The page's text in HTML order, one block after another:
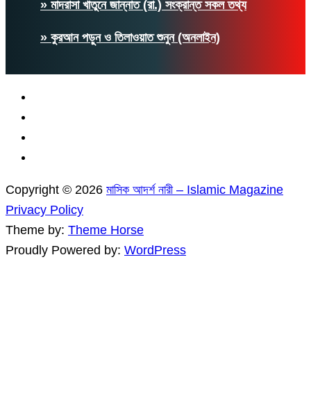
» মাদরাসা খাতুনে জান্নাত (রা.) সংক্রান্ত সকল তথ্য
» কুরআন পড়ুন ও তিলাওয়াত শুনুন (অনলাইন)
Copyright © 2026 মাসিক আদর্শ নারী – Islamic Magazine
Privacy Policy
Theme by: Theme Horse
Proudly Powered by: WordPress